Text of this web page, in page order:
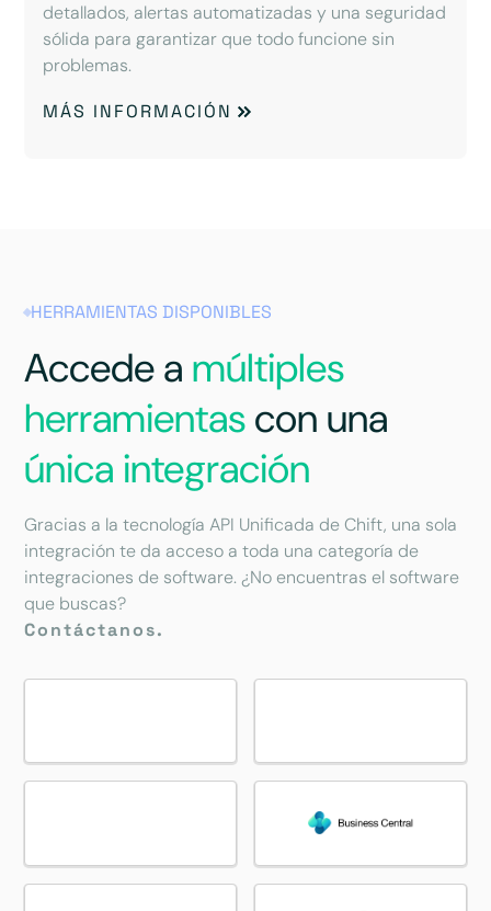
detallados, alertas automatizadas y una seguridad
sólida para garantizar que todo funcione sin
problemas.
MÁS INFORMACIÓN
HERRAMIENTAS DISPONIBLES
Accede a múltiples
herramientascon una
única integración
Gracias a la tecnología API Unificada de Chift, una sola
integración te da acceso a toda una categoría de
integraciones de software. ¿No encuentras el software
que buscas?
Contáctanos.